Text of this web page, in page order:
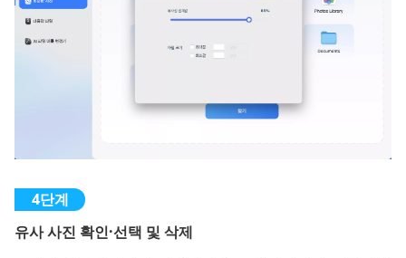
유사 사진 확인·선택 및 삭제